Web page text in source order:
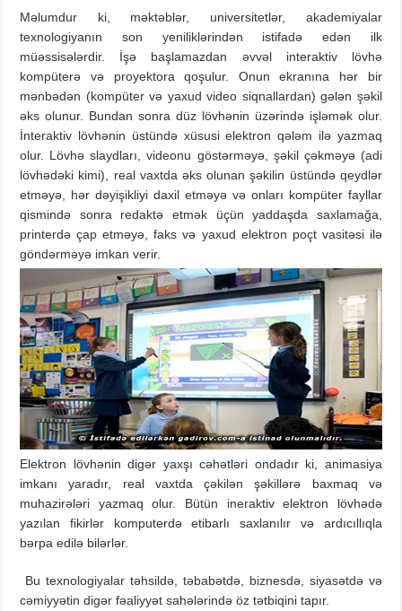
Məlumdur ki, məktəblər, universitetlər, akademiyalar
texnologiyanın son yeniliklərindən istifadə edən ilk
müəssisələrdir. İşə başlamazdan əvvəl interaktiv lövhə
kompüterə və proyektora qoşulur. Onun ekranına hər bir
mənbədən (kompüter və yaxud video siqnallardan) gələn şəkil
əks olunur. Bundan sonra düz lövhənin üzərində işləmək olur.
İnteraktiv lövhənin üstündə xüsusi elektron qələm ilə yazmaq
olur. Lövhə slaydları, videonu göstərməyə, şəkil çəkməyə (adi
lövhədəki kimi), real vaxtda əks olunan şəkilin üstündə qeydlər
etməyə, hər dəyişikliyi daxil etməyə və onları kompüter fayllar
qismində sonra redaktə etmək üçün yaddaşda saxlamağa,
printerdə çap etməyə, faks və yaxud elektron poçt vasitəsi ilə
göndərməyə imkan verir.
Elektron lövhənin digər yaxşı cəhətləri ondadır ki, animasiya
imkanı yaradır, real vaxtda çəkilən şəkillərə baxmaq və
muhazirələri yazmaq olur. Bütün ineraktiv elektron lövhədə
yazılan fikirlər komputerdə etibarlı saxlanılır və ardıcıllıqla
bərpa edilə bilərlər.
Bu texnologiyalar təhsildə, təbabətdə, biznesdə, siyasətdə və
cəmiyyətin digər fəaliyyət sahələrində öz tətbiqini tapır.